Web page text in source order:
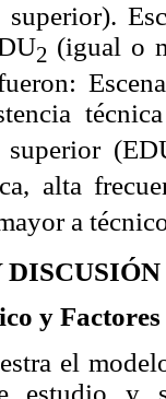
superior).
2 (igual o
alta
a
DISCUSIÓN
y
el
estudio y